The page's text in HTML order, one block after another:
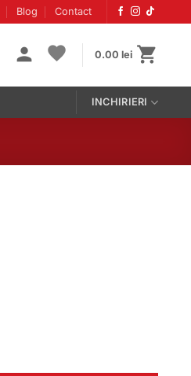
Blog Contact
0.00 lei
INCHIRIERI